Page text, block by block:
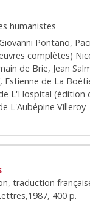
humanistes
Pontano,
complètes)
de Brie, Jean
Estienne de La
L'Hospital (édition
L'Aubépine Villeroy
traduction
400 p.